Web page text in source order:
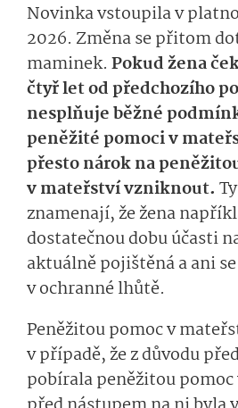
Novinka vstoupila v
2026. Změna se přitom
maminek. Pokud žena
čtyř let od předchozího
nesplňuje běžné
peněžité pomoci v
přesto nárok na
v mateřství vzniknout.
znamenají, že žena
dostatečnou dobu účasti
aktuálně pojištěná a ani
v ochranné lhůtě.
Peněžitou pomoc v
v případě, že z důvodu
pobírala peněžitou